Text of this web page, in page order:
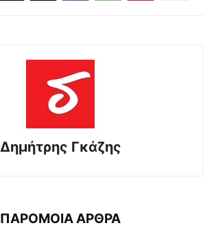
Δημήτρης Γκάζης
ΠΑΡΟΜΟΙΑ ΑΡΘΡΑ